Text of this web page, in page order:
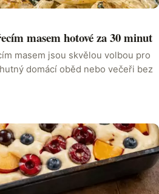
masem hotové za 30 minut
masem jsou skvělou volbou pro
domácí oběd nebo večeři bez